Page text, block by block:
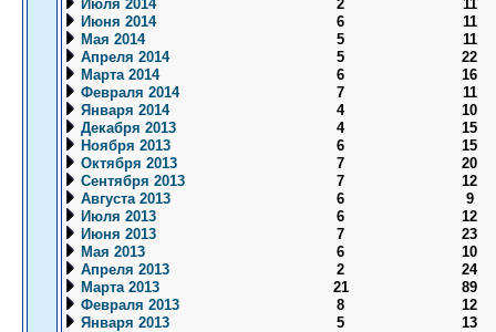
Июля 2014
2
11
Июня 2014
6
11
Мая 2014
5
11
Апреля 2014
5
22
Марта 2014
6
16
Февраля 2014
7
11
Января 2014
4
10
Декабря 2013
4
15
Ноября 2013
6
15
Октября 2013
7
20
Сентября 2013
7
12
Августа 2013
6
9
Июля 2013
6
12
Июня 2013
7
23
Мая 2013
6
10
Апреля 2013
2
24
Марта 2013
21
89
Февраля 2013
8
12
Января 2013
5
13